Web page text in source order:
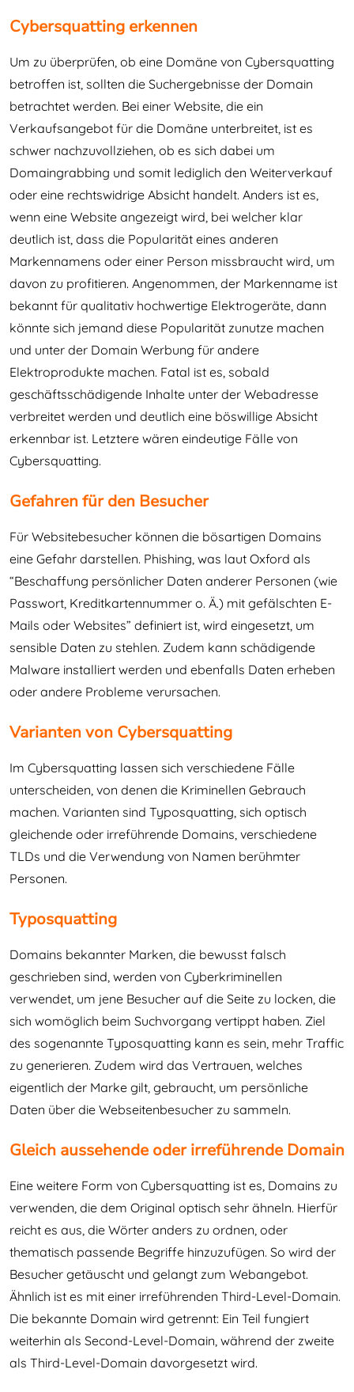
Cybersquatting erkennen
Um zu überprüfen, ob eine Domäne von Cybersquatting
betroffen ist, sollten die Suchergebnisse der Domain
betrachtet werden. Bei einer Website, die ein
Verkaufsangebot für die Domäne unterbreitet, ist es
schwer nachzuvollziehen, ob es sich dabei um
Domaingrabbing und somit lediglich den Weiterverkauf
oder eine rechtswidrige Absicht handelt. Anders ist es,
wenn eine Website angezeigt wird, bei welcher klar
deutlich ist, dass die Popularität eines anderen
Markennamens oder einer Person missbraucht wird, um
davon zu profitieren. Angenommen, der Markenname ist
bekannt für qualitativ hochwertige Elektrogeräte, dann
könnte sich jemand diese Popularität zunutze machen
und unter der Domain Werbung für andere
Elektroprodukte machen. Fatal ist es, sobald
geschäftsschädigende Inhalte unter der Webadresse
verbreitet werden und deutlich eine böswillige Absicht
erkennbar ist. Letztere wären eindeutige Fälle von
Cybersquatting.
Gefahren für den Besucher
Für Websitebesucher können die bösartigen Domains
eine Gefahr darstellen. Phishing, was laut Oxford als
“Beschaffung persönlicher Daten anderer Personen (wie
Passwort, Kreditkartennummer o. Ä.) mit gefälschten E-
Mails oder Websites” definiert ist, wird eingesetzt, um
sensible Daten zu stehlen. Zudem kann schädigende
Malware installiert werden und ebenfalls Daten erheben
oder andere Probleme verursachen.
Varianten von Cybersquatting
Im Cybersquatting lassen sich verschiedene Fälle
unterscheiden, von denen die Kriminellen Gebrauch
machen. Varianten sind Typosquatting, sich optisch
gleichende oder irreführende Domains, verschiedene
TLDs und die Verwendung von Namen berühmter
Personen.
Typosquatting
Domains bekannter Marken, die bewusst falsch
geschrieben sind, werden von Cyberkriminellen
verwendet, um jene Besucher auf die Seite zu locken, die
sich womöglich beim Suchvorgang vertippt haben. Ziel
des sogenannte Typosquatting kann es sein, mehr Traffic
zu generieren. Zudem wird das Vertrauen, welches
eigentlich der Marke gilt, gebraucht, um persönliche
Daten über die Webseitenbesucher zu sammeln.
Gleich aussehende oder irreführende Domain
Eine weitere Form von Cybersquatting ist es, Domains zu
verwenden, die dem Original optisch sehr ähneln. Hierfür
reicht es aus, die Wörter anders zu ordnen, oder
thematisch passende Begriffe hinzuzufügen. So wird der
Besucher getäuscht und gelangt zum Webangebot.
Ähnlich ist es mit einer irreführenden Third-Level-Domain.
Die bekannte Domain wird getrennt: Ein Teil fungiert
weiterhin als Second-Level-Domain, während der zweite
als Third-Level-Domain davorgesetzt wird.